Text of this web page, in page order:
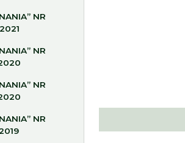
NR
NR
NR
NR